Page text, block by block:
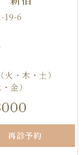
19-6
（火・木・土）
金）
再診予約